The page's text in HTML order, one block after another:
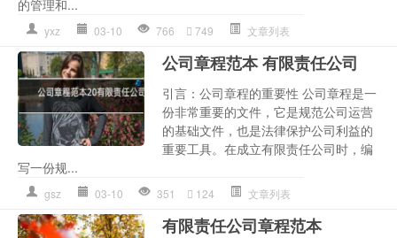
的管理和...
yxz 03-10 766 749 文章列表
公司章程范本 有限责任公司
引言：公司章程的重要性 公司章程是一
份非常重要的文件，它是规范公司运营
的基础文件，也是法律保护公司利益的
重要工具。在成立有限责任公司时，编
写一份规...
gsz 03-10 351 124 文章列表
有限责任公司章程范本